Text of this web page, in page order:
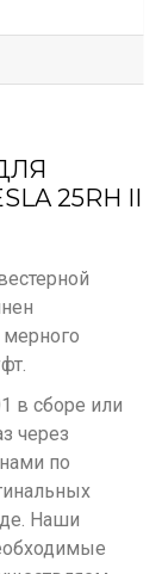
25RH II
в сборе или
через
по
Наши